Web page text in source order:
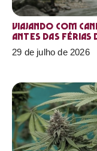
Viajando com
antes das
29 de julho de 2026